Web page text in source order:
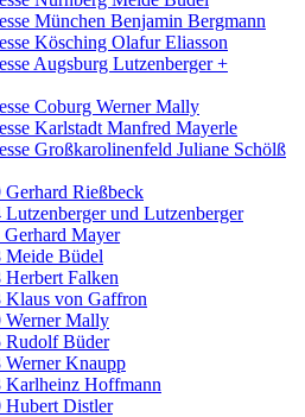
München Benjamin Bergmann
Kösching Olafur Eliasson
Augsburg Lutzenberger +
Coburg Werner Mally
Karlstadt Manfred Mayerle
Großkarolinenfeld Juliane Schölß
Rießbeck
und Lutzenberger
Mayer
Meide Büdel
Falken
Klaus von Gaffron
Werner Mally
Rudolf Büder
Werner Knaupp
Karlheinz Hoffmann
Hubert Distler